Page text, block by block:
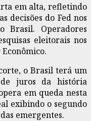
em alta, refletindo
decisões do Fed nos
Brasil. Operadores
eleitorais nos
o Brasil terá um
juros da história
em queda nesta
exibindo o segundo
emergentes.